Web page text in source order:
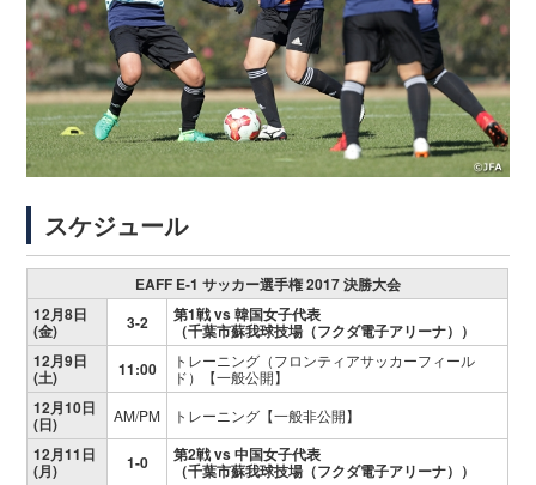
スケジュール
EAFF E-1 サッカー選手権 2017 決勝大会
12月8日
(金) 3-2 第1戦 vs 韓国女子代表
（千葉市蘇我球技場（フクダ電子アリーナ））
12月9日
(土) 11:00
トレーニング（フロンティアサッカーフィール
ド）【一般公開】
12月10日
(日) AM/PM トレーニング【一般非公開】
12月11日
(月) 1-0 第2戦 vs 中国女子代表
（千葉市蘇我球技場（フクダ電子アリーナ））